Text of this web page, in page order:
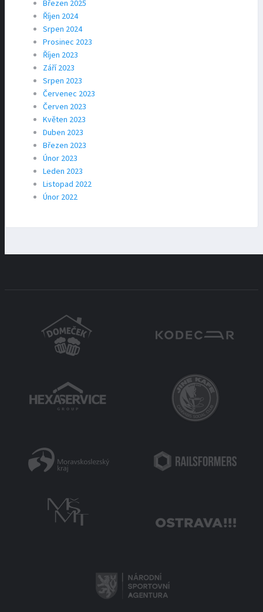
Březen 2025
Říjen 2024
Srpen 2024
Prosinec 2023
Říjen 2023
Září 2023
Srpen 2023
Červenec 2023
Červen 2023
Květen 2023
Duben 2023
Březen 2023
Únor 2023
Leden 2023
Listopad 2022
Únor 2022